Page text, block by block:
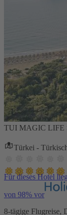
TUI MAGIC LIFE
Türkei -
Für dieses Hotel
von 98% vor
8-tägige Flugreise,